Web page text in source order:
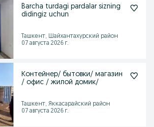
Barcha turdagi pardalar sizning
didingiz uchun
Ташкент, Шайхантахурский район
07 августа 2026 г.
Контейнер/ бытовки/ магазин
/ офис / жилой домик/
Ташкент, Яккасарайский район
07 августа 2026 г.